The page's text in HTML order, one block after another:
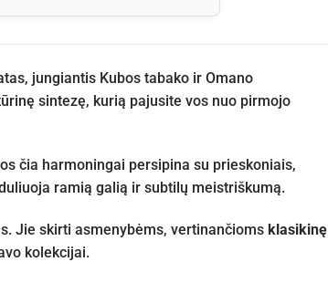
jungiantis Kubos tabako ir Omano
sintezę, kurią pajusite vos nuo pirmojo
čia harmoningai persipina su prieskoniais,
ramią galią ir subtilų meistriškumą.
Jie skirti asmenybėms, vertinančioms klasikinę
kolekcijai.